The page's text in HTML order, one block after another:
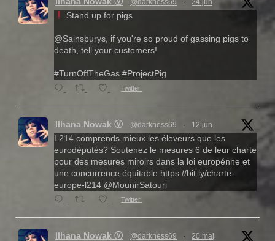
Stand up for pigs
@Sainsburys, if you're so proud of gassing pigs to
death, tell your customers!
#TurnOffTheGas #ProjectPig
Twitter
Ilhana Nowak Ⓥ @darkness69 · 12 jun
L214 comprends mieux les éleveurs que les
eurodéputés? Soutenez le mesures 6 de leur charte
pour des mesures miroirs dans la loi europénne et
une concurrence équitable https://bit.ly/charte-
europe-l214 @MounirSatouri
Twitter
Ilhana Nowak Ⓥ @darkness69 · 20 maj